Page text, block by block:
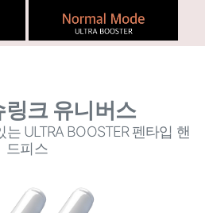
크 유니버스
ULTRA BOOSTER 펜타입 핸
드피스